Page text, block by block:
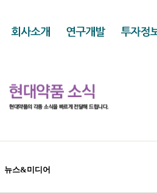
뉴스&미디어